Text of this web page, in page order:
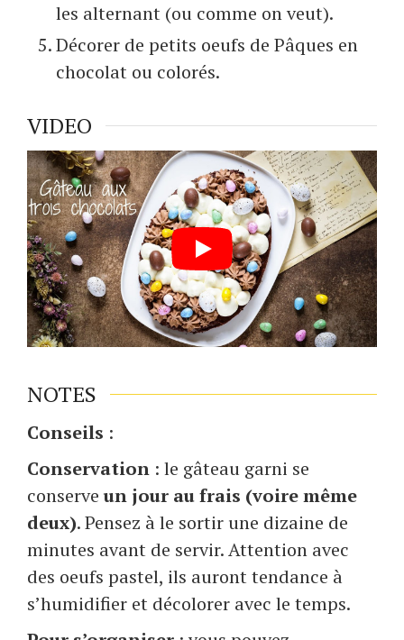
les alternant (ou comme on veut).
Décorer de petits oeufs de Pâques en
chocolat ou colorés.
VIDEO
NOTES
Conseils :
Conservation : le gâteau garni se
conserveun jour au frais (voire même
deux). Pensez à le sortir une dizaine de
minutes avant de servir. Attention avec
des oeufs pastel, ils auront tendance à
s’humidifier et décolorer avec le temps.